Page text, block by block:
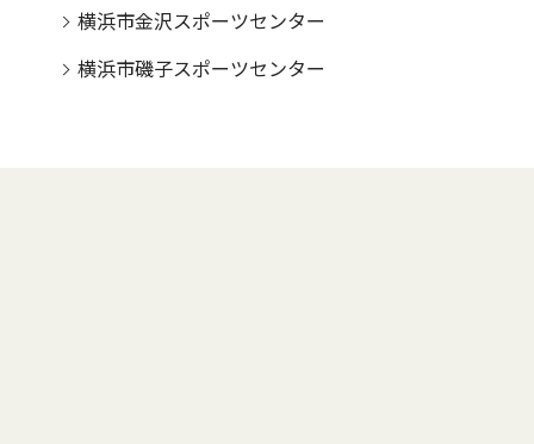
横浜市金沢スポーツセンター
横浜市磯子スポーツセンター